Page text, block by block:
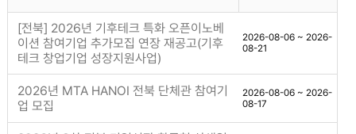
[전북] 2026년 기후테크 특화 오픈이노베
이션 참여기업 추가모집 연장 재공고(기후
테크 창업기업 성장지원사업)
2026-08-06 ~ 2026-
08-21
2026년 MTA HANOI 전북 단체관 참여기
업 모집
2026-08-06 ~ 2026-
08-17